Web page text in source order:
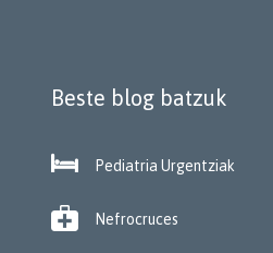
Beste blog batzuk
 Pediatria Urgentziak
 Nefrocruces